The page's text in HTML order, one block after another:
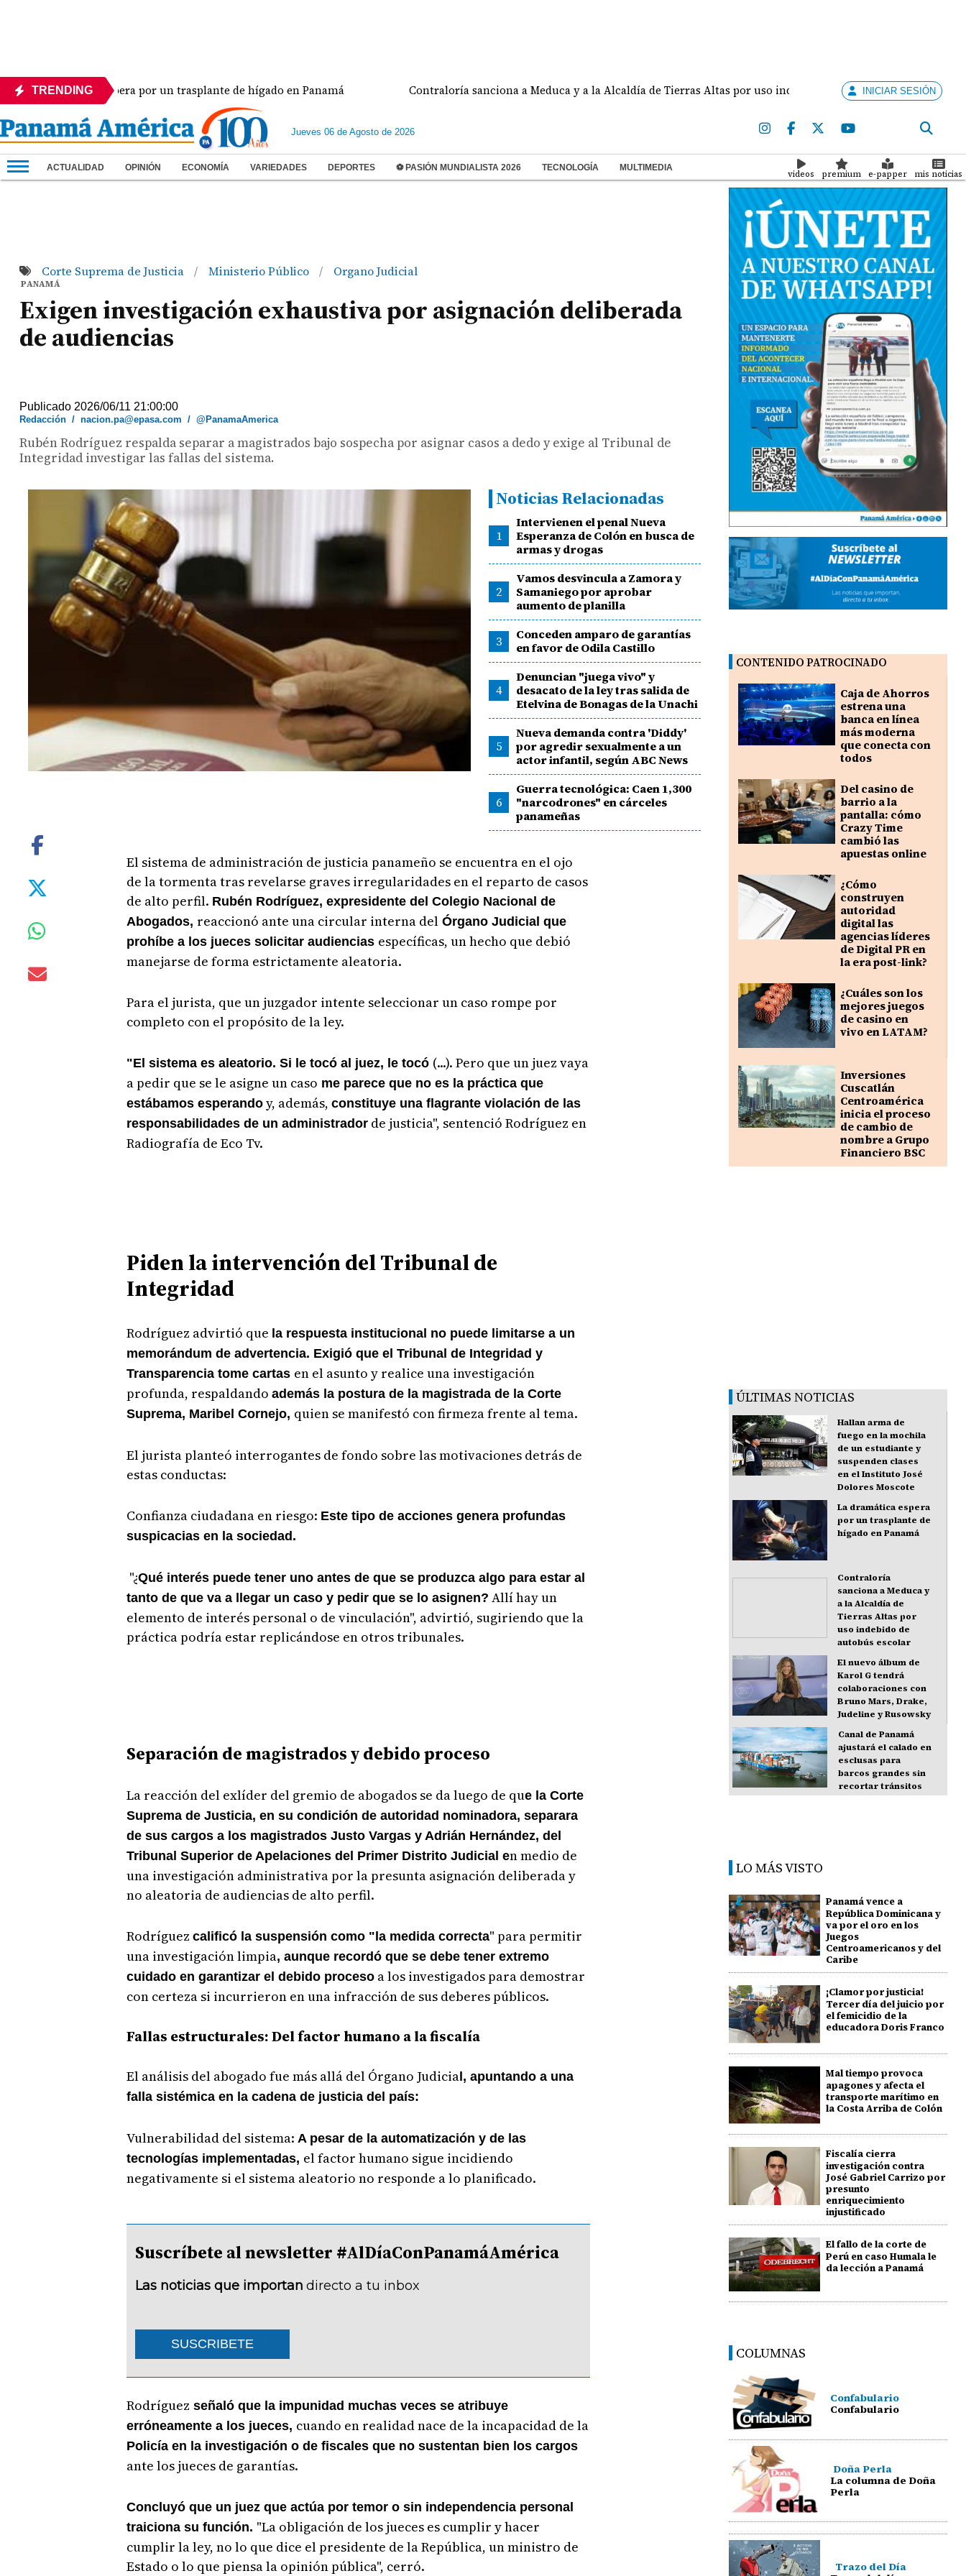
TRENDING
dramática espera por un trasplante de hígado en Panamá Contraloría sanciona a Meduca y a la Alcaldía de Tierras Altas por uso indebido de autobús escolarINICIAR SESIÓN
Jueves 06 de Agosto de 2026
ACTUALIDAD OPINIÓN ECONOMÍA VARIEDADES DEPORTES ⚽ PASIÓN MUNDIALISTA 2026 TECNOLOGÍA MULTIMEDIA
videos premium e-papper mis noticias
Corte Suprema de Justicia / Ministerio Público / Organo Judicial
PANAMÁ
Exigen investigación exhaustiva por asignación deliberada
de audiencias
Publicado 2026/06/11 21:00:00
Redacción /nacion.pa@epasa.com /@PanamaAmerica
Rubén Rodríguez respalda separar a magistrados bajo sospecha por asignar casos a dedo y exige al Tribunal de
Integridad investigar las fallas del sistema.
Noticias Relacionadas
1
Intervienen el penal Nueva
Esperanza de Colón en busca de
armas y drogas
2
Vamos desvincula a Zamora y
Samaniego por aprobar
aumento de planilla
3
Conceden amparo de garantías
en favor de Odila Castillo
4
Denuncian "juega vivo" y
desacato de la ley tras salida de
Etelvina de Bonagas de la Unachi
5
Nueva demanda contra 'Diddy'
por agredir sexualmente a un
actor infantil, según ABC News
6
Guerra tecnológica: Caen 1,300
"narcodrones" en cárceles
panameñas
El sistema de administración de justicia panameño se encuentra en el ojo
de la tormenta tras revelarse graves irregularidades en el reparto de casos
de alto perfil. Rubén Rodríguez, expresidente del Colegio Nacional de
Abogados, reaccionó ante una circular interna delÓrgano Judicial que
prohíbe a los jueces solicitar audiencias específicas, un hecho que debió
manejarse de forma estrictamente aleatoria.
Para el jurista, que un juzgador intente seleccionar un caso rompe por
completo con el propósito de la ley.
"El sistema es aleatorio. Si le tocó al juez, le tocó (...). Pero que un juez vaya
a pedir que se le asigne un caso me parece que no es la práctica que
estábamos esperandoy, además, constituye una flagrante violación de las
responsabilidades de un administradorde justicia", sentenció Rodríguez en
Radiografía de Eco Tv.
Piden la intervención del Tribunal de
Integridad
Rodríguez advirtió que la respuesta institucional no puede limitarse a un
memorándum de advertencia. Exigió que el Tribunal de Integridad y
Transparencia tome cartas en el asunto y realice una investigación
profunda, respaldando además la postura de la magistrada de la Corte
Suprema, Maribel Cornejo, quien se manifestó con firmeza frente al tema.
El jurista planteó interrogantes de fondo sobre las motivaciones detrás de
estas conductas:
Confianza ciudadana en riesgo: Este tipo de acciones genera profundas
suspicacias en la sociedad.
"¿Qué interés puede tener uno antes de que se produzca algo para estar al
tanto de que va a llegar un caso y pedir que se lo asignen? Allí hay un
elemento de interés personal o de vinculación", advirtió, sugiriendo que la
práctica podría estar replicándose en otros tribunales.
Separación de magistrados y debido proceso
La reacción del exlíder del gremio de abogados se da luego de que la Corte
Suprema de Justicia, en su condición de autoridad nominadora, separara
de sus cargos a los magistrados Justo Vargas y Adrián Hernández, del
Tribunal Superior de Apelaciones del Primer Distrito Judicial en medio de
una investigación administrativa por la presunta asignación deliberada y
no aleatoria de audiencias de alto perfil.
Rodríguez calificó la suspensión como "la medida correcta" para permitir
una investigación limpia, aunque recordó que se debe tener extremo
cuidado en garantizar el debido procesoa los investigados para demostrar
con certeza si incurrieron en una infracción de sus deberes públicos.
Fallas estructurales: Del factor humano a la fiscalía
El análisis del abogado fue más allá del Órgano Judicial, apuntando a una
falla sistémica en la cadena de justicia del país:
Vulnerabilidad del sistema: A pesar de la automatización y de las
tecnologías implementadas, el factor humano sigue incidiendo
negativamente si el sistema aleatorio no responde a lo planificado.
Suscríbete al newsletter #AlDíaConPanamáAmérica
Las noticias que importan directo a tu inbox
SUSCRIBETE
Rodríguez señaló que la impunidad muchas veces se atribuye
erróneamente a los jueces, cuando en realidad nace de la incapacidad de la
Policía en la investigación o de fiscales que no sustentan bien los cargos
ante los jueces de garantías.
Concluyó que un juez que actúa por temor o sin independencia personal
traiciona su función. "La obligación de los jueces es cumplir y hacer
cumplir la ley, no lo que dice el presidente de la República, un ministro de
Estado o lo que piensa la opinión pública", cerró.
CONTENIDO PATROCINADO
Caja de Ahorros
estrena una
banca en línea
más moderna
que conecta con
todos
Del casino de
barrio a la
pantalla: cómo
Crazy Time
cambió las
apuestas online
¿Cómo
construyen
autoridad
digital las
agencias líderes
de Digital PR en
la era post-link?
¿Cuáles son los
mejores juegos
de casino en
vivo en LATAM?
Inversiones
Cuscatlán
Centroamérica
inicia el proceso
de cambio de
nombre a Grupo
Financiero BSC
ÚLTIMAS NOTICIAS
Hallan arma de
fuego en la mochila
de un estudiante y
suspenden clases
en el Instituto José
Dolores Moscote
La dramática espera
por un trasplante de
hígado en Panamá
Contraloría
sanciona a Meduca y
a la Alcaldía de
Tierras Altas por
uso indebido de
autobús escolar
El nuevo álbum de
Karol G tendrá
colaboraciones con
Bruno Mars, Drake,
Judeline y Rusowsky
Canal de Panamá
ajustará el calado en
esclusas para
barcos grandes sin
recortar tránsitos
LO MÁS VISTO
Panamá vence a
República Dominicana y
va por el oro en los
Juegos
Centroamericanos y del
Caribe
¡Clamor por justicia!
Tercer día del juicio por
el femicidio de la
educadora Doris Franco
Mal tiempo provoca
apagones y afecta el
transporte marítimo en
la Costa Arriba de Colón
Fiscalía cierra
investigación contra
José Gabriel Carrizo por
presunto
enriquecimiento
injustificado
El fallo de la corte de
Perú en caso Humala le
da lección a Panamá
COLUMNAS
Confabulario
Confabulario
Doña Perla
La columna de Doña
Perla
Trazo del Día